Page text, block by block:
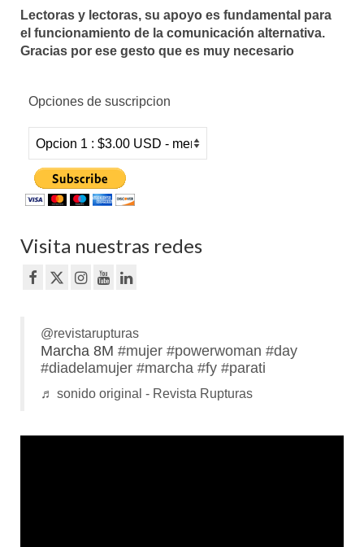
Lectoras y lectoras, su apoyo es fundamental para
el funcionamiento de la comunicación alternativa.
Gracias por ese gesto que es muy necesario
Opciones de suscripcion
Visita nuestras redes
@revistarupturas
Marcha 8M #mujer #powerwoman #day
#diadelamujer #marcha #fy #parati
♬ sonido original - Revista Rupturas